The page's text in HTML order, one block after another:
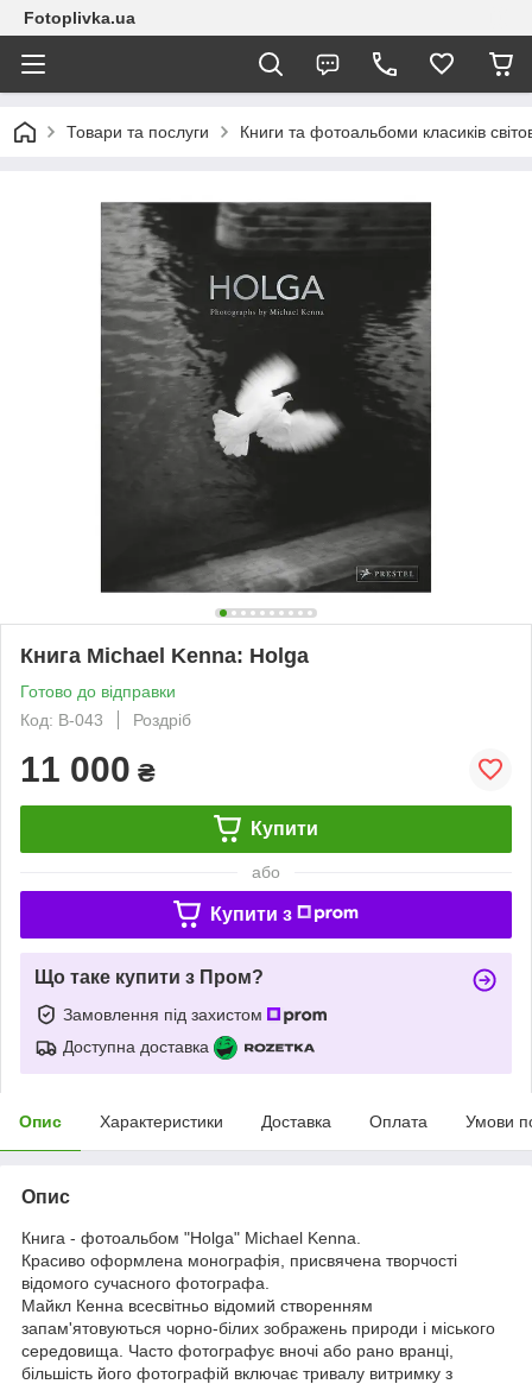
Fotoplivka.ua
Товари та послуги Книги та фотоальбоми класиків
Книга Michael Kenna: Holga
Готово до відправки
Код: B-043
Роздріб
11 000 ₴
Купити
або
Купити з
Що таке купити з Пром?
Замовлення під захистом
Доступна доставка
Опис Характеристики Доставка Оплата Умови
Опис
Книга - фотоальбом "Holga" Michael Kenna.
Красиво оформлена монографія, присвячена творчості
відомого сучасного фотографа.
Майкл Кенна всесвітньо відомий створенням
запам'ятовуються чорно-білих зображень природи і міського
середовища. Часто фотографує вночі або рано вранці,
більшість його фотографій включає тривалу витримку з